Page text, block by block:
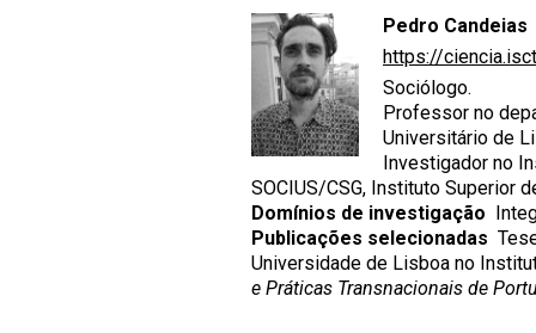
Pedro Candeias
https://
Sociólogo.
Professor no
Universitário de
Investigador no
SOCIUS/CSG, Instituto Superior
Domínios de investigação
Publicações selecionadas
Universidade de Lisboa no
e Práticas Transnacionais de